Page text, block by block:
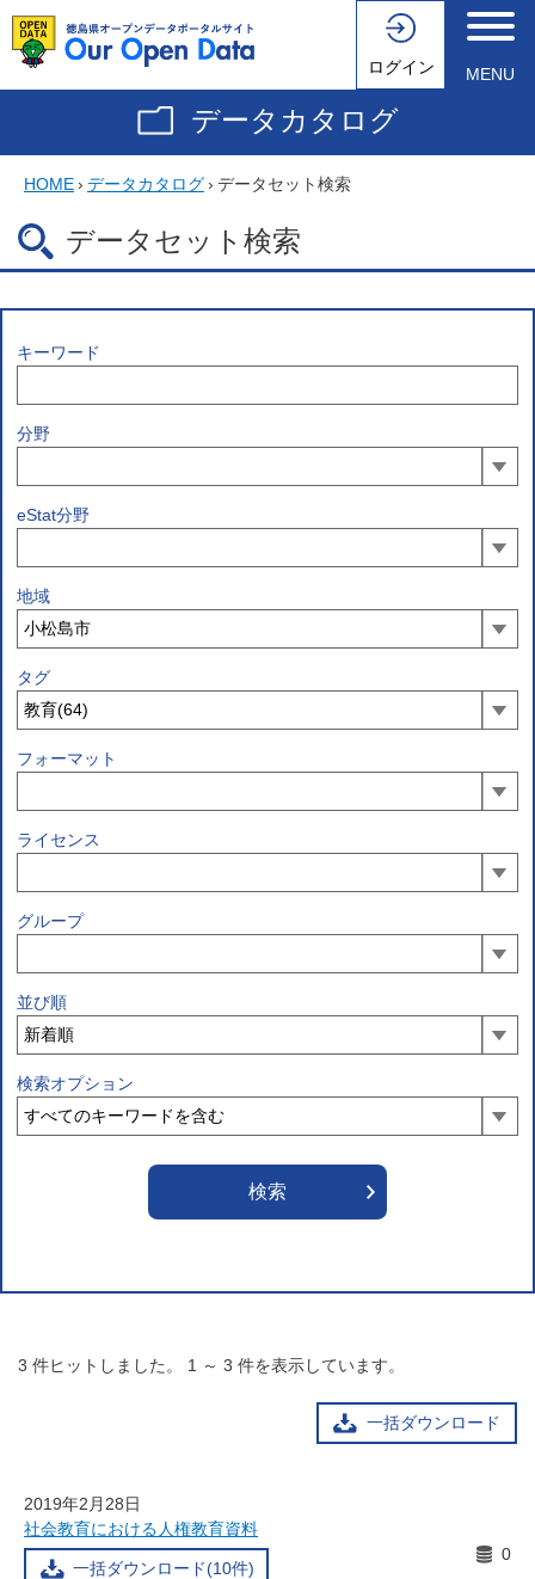
ログイン MENU
データカタログ
HOME› データカタログ› データセット検索
データセット検索
キーワード
分野
eStat分野
地域
タグ
フォーマット
ライセンス
グループ
並び順
検索オプション
3 件ヒットしました。 1 ～ 3 件を表示しています。
一括ダウンロード
2019年2月28日
社会教育における人権教育資料
一括ダウンロード(10件)
0